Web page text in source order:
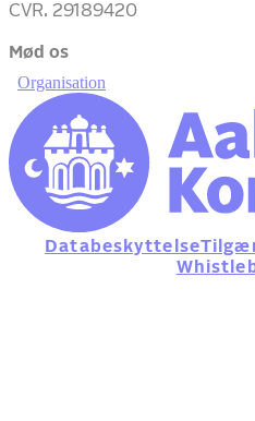
CVR. 29189420
Mød os
Organisation
Databeskyttelse